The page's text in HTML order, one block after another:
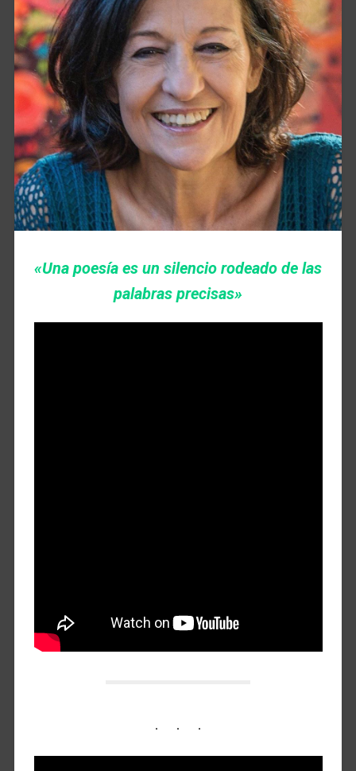
«Una poesía es un silencio rodeado de las
palabras precisas»